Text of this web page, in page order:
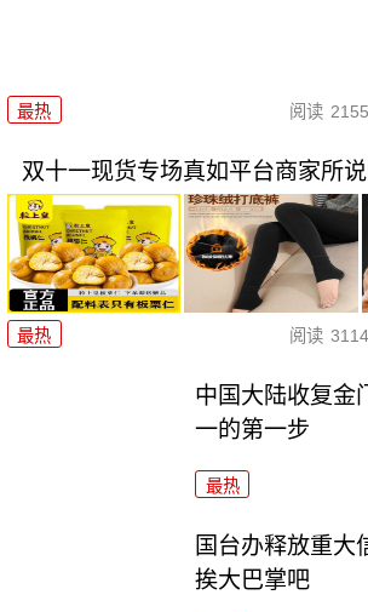
最热 阅读
双十一现货专场真如平台商家所说
最热 阅读
中国大陆收复金
一的第一步
最热
国台办释放重大
挨大巴掌吧